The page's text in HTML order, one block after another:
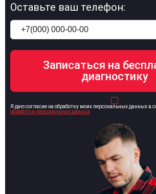
Оставьте ваш телефон:
Я даю согласие на обработку моих персональных данных в
обработки персональных данных